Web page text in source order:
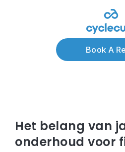
Book A
Articles
bike
Het belang van
onderhoud voor